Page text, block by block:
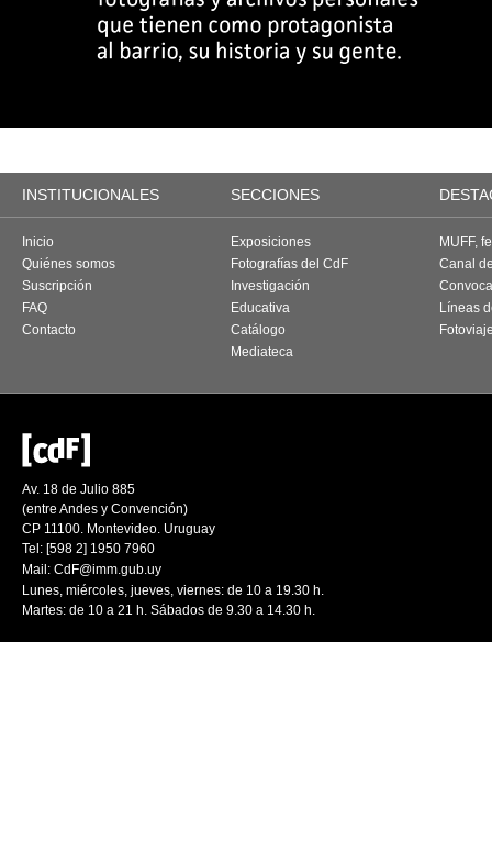
INSTITUCIONALES SECCIONES
Inicio
Quiénes somos
Suscripción
FAQ
Contacto
Exposiciones
Fotografías del CdF
Investigación
Educativa
Catálogo
Mediateca
MUFF,
Canal
Líneas
Av. 18 de Julio 885
(entre Andes y Convención)
CP 11100. Montevideo. Uruguay
Tel: [598 2] 1950 7960
Mail: CdF@imm.gub.uy
Lunes, miércoles, jueves, viernes: de 10 a 19.30 h.
Martes: de 10 a 21 h. Sábados de 9.30 a 14.30 h.